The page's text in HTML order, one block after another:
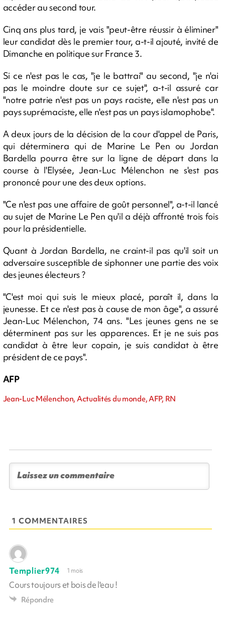
accéder au second tour.
Cinq ans plus tard, je vais "peut-être réussir à éliminer"
leur candidat dès le premier tour, a-t-il ajouté, invité de
Dimanche en politique sur France 3.
Si ce n'est pas le cas, "je le battrai" au second, "je n'ai
pas le moindre doute sur ce sujet", a-t-il assuré car
"notre patrie n'est pas un pays raciste, elle n'est pas un
pays suprémaciste, elle n'est pas un pays islamophobe".
A deux jours de la décision de la cour d'appel de Paris,
qui déterminera qui de Marine Le Pen ou Jordan
Bardella pourra être sur la ligne de départ dans la
course à l'Elysée, Jean-Luc Mélenchon ne s'est pas
prononcé pour une des deux options.
"Ce n'est pas une affaire de goût personnel", a-t-il lancé
au sujet de Marine Le Pen qu'il a déjà affronté trois fois
pour la présidentielle.
Quant à Jordan Bardella, ne craint-il pas qu'il soit un
adversaire susceptible de siphonner une partie des voix
des jeunes électeurs ?
"C'est moi qui suis le mieux placé, paraît il, dans la
jeunesse. Et ce n'est pas à cause de mon âge", a assuré
Jean-Luc Mélenchon, 74 ans. "Les jeunes gens ne se
déterminent pas sur les apparences. Et je ne suis pas
candidat à être leur copain, je suis candidat à être
président de ce pays".
AFP
Jean-Luc Mélenchon, Actualités du monde, AFP, RN
1 COMMENTAIRES
Templier974 1 mois
Cours toujours et bois de l'eau !
Répondre